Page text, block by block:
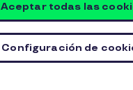
Configuración de cookies
Configuración de
Aceptar todas las